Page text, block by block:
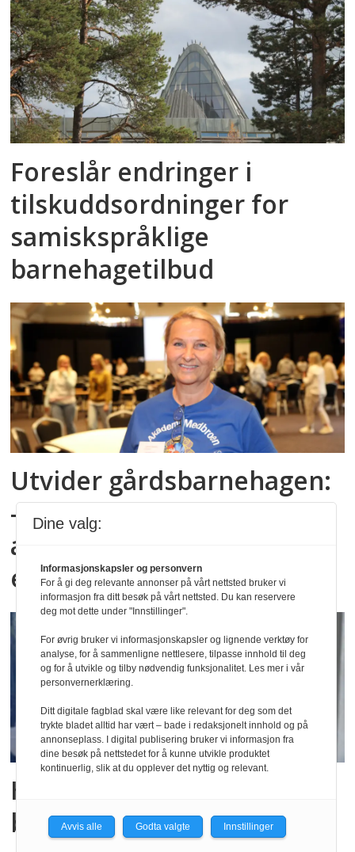
Foreslår endringer i
tilskuddsordninger for
samiskspråklige
barnehagetilbud
Utvider gårdsbarnehagen:
– En kjærkommen
anledning til å vokse oss
enda mer spennende
Har satt inn ekstra
bemanning etter brannen
Dine valg:
Informasjonskapsler og personvern
For å gi deg relevante annonser på vårt nettsted bruker vi
informasjon fra ditt besøk på vårt nettsted. Du kan reservere
deg mot dette under "Innstillinger".
For øvrig bruker vi informasjonskapsler og lignende verktøy for
analyse, for å sammenligne nettlesere, tilpasse innhold til deg
og for å utvikle og tilby nødvendig funksjonalitet. Les mer i vår
personvernerklæring.
Ditt digitale fagblad skal være like relevant for deg som det
trykte bladet alltid har vært – bade i redaksjonelt innhold og på
annonseplass. I digital publisering bruker vi informasjon fra
dine besøk på nettstedet for å kunne utvikle produktet
kontinuerlig, slik at du opplever det nyttig og relevant.
Avvis alle Godta valgte Innstillinger